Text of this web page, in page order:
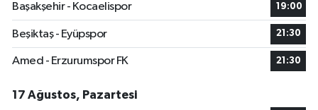
Başakşehir - Kocaelispor
19:00
Beşiktaş - Eyüpspor 21:30
Amed - Erzurumspor FK 21:30
17 Ağustos, Pazartesi